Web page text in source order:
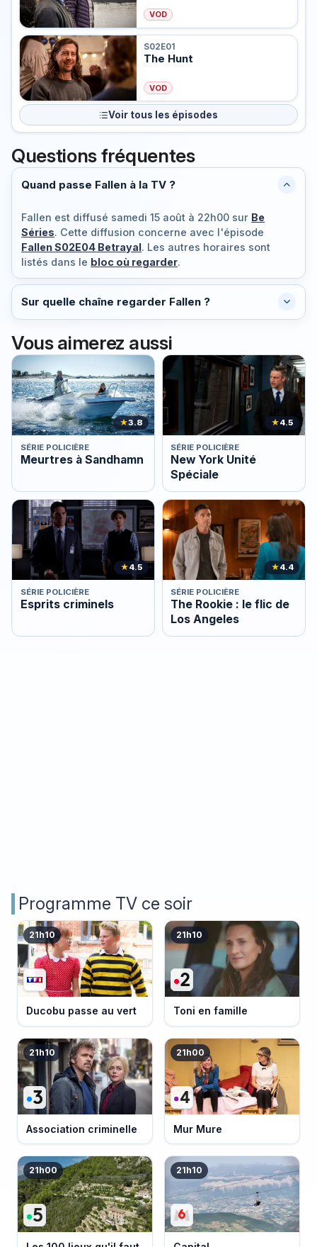
VOD
S02E01
The Hunt
VOD
Voir tous les épisodes
Questions fréquentes
Quand passe Fallen à la TV ?
Fallen est diffusé samedi 15 août à 22h00 sur Be
Séries. Cette diffusion concerne avec l'épisode
Fallen S02E04 Betrayal. Les autres horaires sont
listés dans le bloc où regarder.
Sur quelle chaîne regarder Fallen ?
Vous aimerez aussi
★3.8
SÉRIE POLICIÈRE
Meurtres à Sandhamn
★4.5
SÉRIE POLICIÈRE
New York Unité
Spéciale
★4.5
SÉRIE POLICIÈRE
Esprits criminels
★4.4
SÉRIE POLICIÈRE
The Rookie : le flic de
Los Angeles
Programme TV ce soir
21h10
Ducobu passe au vert
21h10
Toni en famille
21h10
Association criminelle
21h00
Mur Mure
21h00 21h10